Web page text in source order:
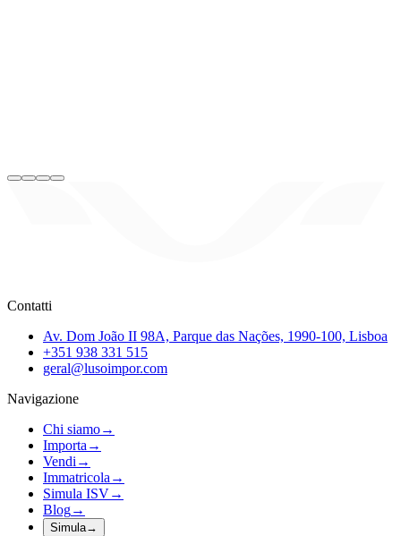
Contatti
Av. Dom João II 98A, Parque das Nações, 1990-100, Lisboa
+351 938 331 515
geral@lusoimpor.com
Navigazione
Chi siamo→
Importa →
Vendi →
Immatricola →
Simula ISV→
Blog→
Simula→